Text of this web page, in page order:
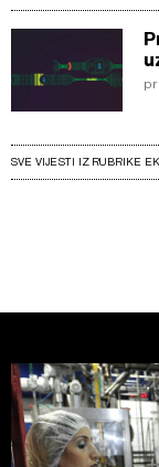
SVE VIJESTI IZ RUBRIKE